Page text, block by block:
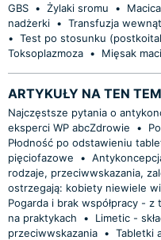
GBS • Żylaki sromu • Macica
nadżerki • Transfuzja
• Test po stosunku
Toksoplazmoza • Mięsak
ARTYKUŁY NA TEN
Najczęstsze pytania o
eksperci WP abcZdrowie
•
Płodność po odstawieniu
pięciofazowe
•
rodzaje, przeciwwskazania,
ostrzegają: kobiety niewiele
Pogarda i brak współpracy -
na praktykach
•
Limetic -
przeciwwskazania • Tabletki